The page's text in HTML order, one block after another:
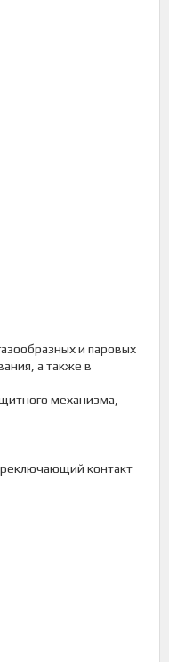
и паровых
а также в
механизма,
контакт